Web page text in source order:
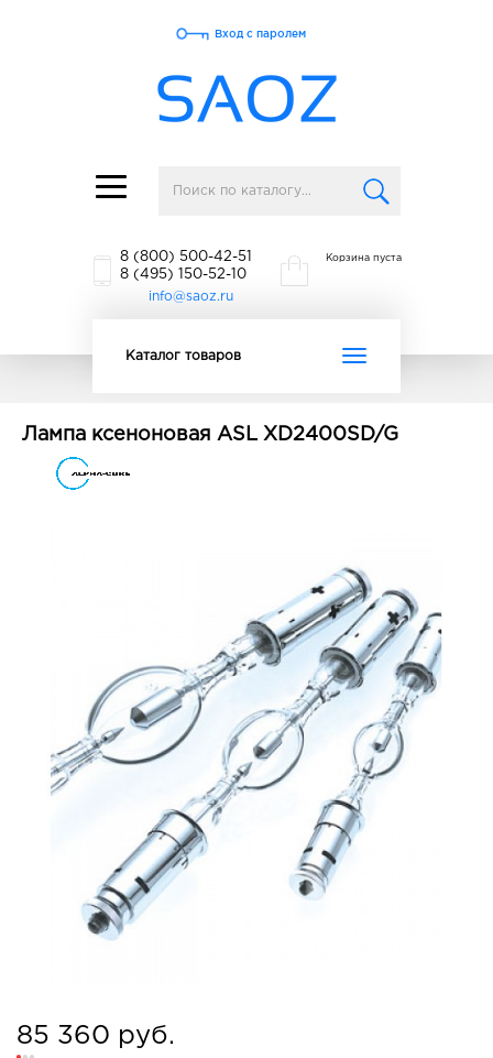
Toggle
navigation
Вход с паролем
8 (800) 500-42-51
8 (495) 150-52-10
info@saoz.ru
Корзина пуста
Toggle
Каталог товаров
Лампа ксеноновая ASL XD2400SD/G
85 360 руб.